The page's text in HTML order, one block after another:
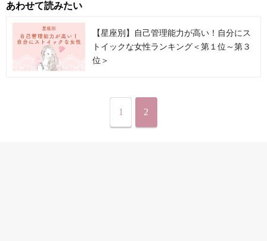
あわせて読みたい
【星座別】自己管理能力が高い！自分にス
トイックな女性ランキング＜第１位～第３
位＞
1 2